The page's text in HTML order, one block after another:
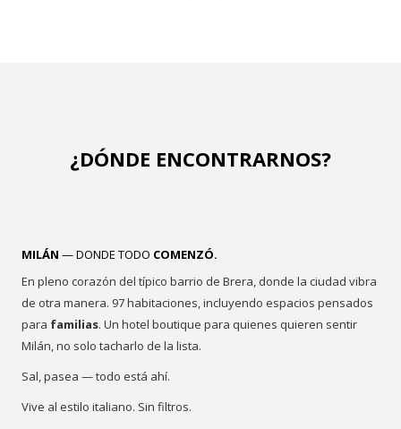
¿DÓNDE ENCONTRARNOS?
MILÁN — DONDE TODO COMENZÓ.
En pleno corazón del típico barrio de Brera, donde la ciudad vibra
de otra manera. 97 habitaciones, incluyendo espacios pensados
para familias. Un hotel boutique para quienes quieren sentir
Milán, no solo tacharlo de la lista.
Sal, pasea — todo está ahí.
Vive al estilo italiano. Sin filtros.